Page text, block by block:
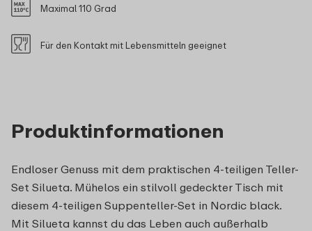
Produktinformationen
Endloser Genuss mit dem praktischen 4-teiligen Teller-
Set Silueta. Mühelos ein stilvoll gedeckter Tisch mit
diesem 4-teiligen Suppenteller-Set in Nordic black.
Mit Silueta kannst du das Leben auch außerhalb
Maximal 110 Grad
Für den Kontakt mit Lebensmitteln geeignet